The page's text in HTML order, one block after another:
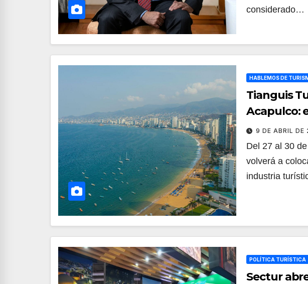
considerado…
HABLEMOS DE
Tianguis
Acapulco:
más
9 DE ABRIL DE
Del 27 al 30
volverá a
industria
POLÍTICA TURÍSTICA
Sectur